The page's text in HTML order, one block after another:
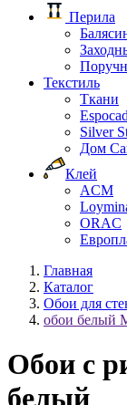
Перила
Текстиль
Ткани
Silver
Дом
Клей
ACM
ORAC
Главная
Каталог
Обои для
обои белый
Обои с
белый